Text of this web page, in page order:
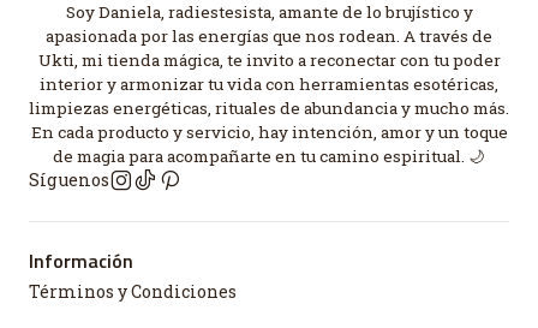
Soy Daniela, radiestesista, amante de lo brujístico y
apasionada por las energías que nos rodean. A través de
Ukti, mi tienda mágica, te invito a reconectar con tu poder
interior y armonizar tu vida con herramientas esotéricas,
limpiezas energéticas, rituales de abundancia y mucho más.
En cada producto y servicio, hay intención, amor y un toque
de magia para acompañarte en tu camino espiritual. 🌙
Síguenos
Información
Términos y Condiciones